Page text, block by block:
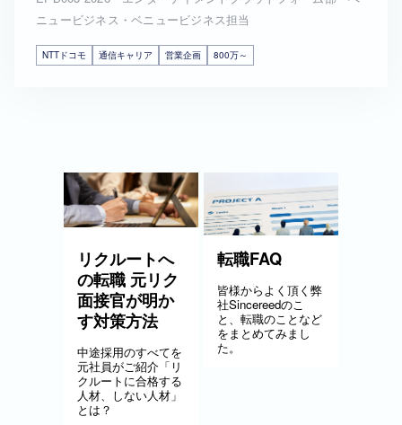
ニュービジネス・ベニュービジネス担当
NTTドコモ 通信キャリア 営業企画 800万～
リクルートへ
の転職 元リク
面接官が明か
す対策方法
中途採用のすべてを
元社員がご紹介「リ
クルートに合格する
人材、しない人材」
とは？
転職FAQ
皆様からよく頂く弊
社Sincereedのこ
と、転職のことなど
をまとめてみまし
た。